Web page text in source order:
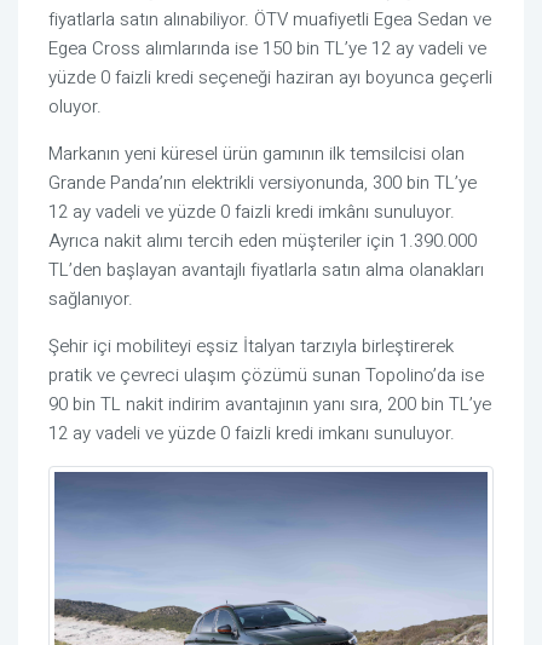
fiyatlarla satın alınabiliyor. ÖTV muafiyetli Egea Sedan ve
Egea Cross alımlarında ise 150 bin TL’ye 12 ay vadeli ve
yüzde 0 faizli kredi seçeneği haziran ayı boyunca geçerli
oluyor.
Markanın yeni küresel ürün gamının ilk temsilcisi olan
Grande Panda’nın elektrikli versiyonunda, 300 bin TL’ye
12 ay vadeli ve yüzde 0 faizli kredi imkânı sunuluyor.
Ayrıca nakit alımı tercih eden müşteriler için 1.390.000
TL’den başlayan avantajlı fiyatlarla satın alma olanakları
sağlanıyor.
Şehir içi mobiliteyi eşsiz İtalyan tarzıyla birleştirerek
pratik ve çevreci ulaşım çözümü sunan Topolino’da ise
90 bin TL nakit indirim avantajının yanı sıra, 200 bin TL’ye
12 ay vadeli ve yüzde 0 faizli kredi imkanı sunuluyor.